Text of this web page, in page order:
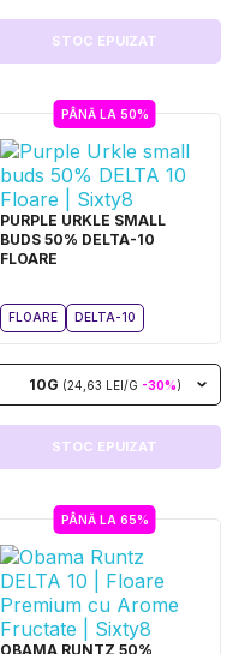
STOC EPUIZAT
PÂNĂ LA 50%
PURPLE URKLE SMALL
BUDS 50% DELTA-10
FLOARE
FLOARE DELTA-10
10G (24,63 LEI/G -30%)
STOC EPUIZAT
PÂNĂ LA 65%
OBAMA RUNTZ 50%